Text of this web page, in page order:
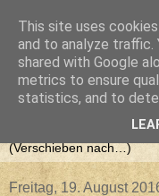
Freitag, 19. August
This site uses
and to analyze traffic.
shared with Google
metrics to ensure
statistics, and to